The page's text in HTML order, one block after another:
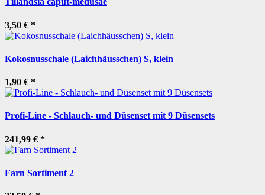
3,50 € *
Kokosnusschale (Laichhäusschen) S, klein
1,90 € *
Profi-Line - Schlauch- und Düsenset mit 9 Düsensets
241,99 € *
Farn Sortiment 2